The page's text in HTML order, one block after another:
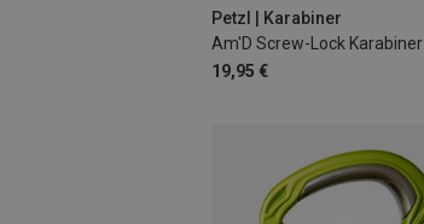
Petzl | Karabiner
Am'D Screw-Lock Karabiner
19,95 €